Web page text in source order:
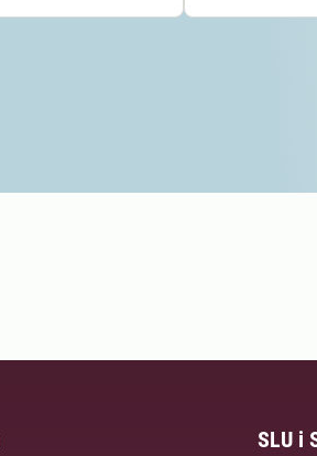
SLU i